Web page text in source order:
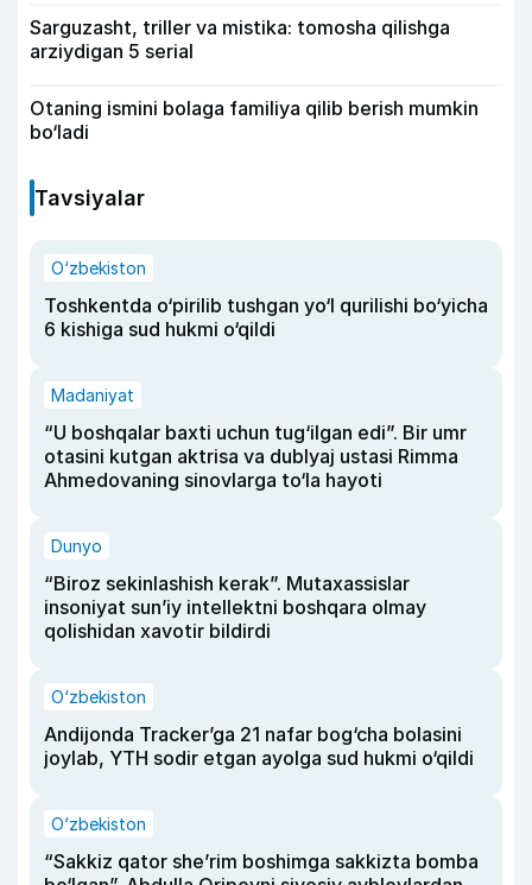
Sarguzasht, triller va mistika: tomosha qilishga
arziydigan 5 serial
Otaning ismini bolaga familiya qilib berish mumkin
bo‘ladi
Tavsiyalar
O‘zbekiston
Toshkentda o‘pirilib tushgan yo‘l qurilishi bo‘yicha
6 kishiga sud hukmi o‘qildi
Madaniyat
“U boshqalar baxti uchun tug‘ilgan edi”. Bir umr
otasini kutgan aktrisa va dublyaj ustasi Rimma
Ahmedovaning sinovlarga to‘la hayoti
Dunyo
“Biroz sekinlashish kerak”. Mutaxassislar
insoniyat sun’iy intellektni boshqara olmay
qolishidan xavotir bildirdi
O‘zbekiston
Andijonda Tracker’ga 21 nafar bog‘cha bolasini
joylab, YTH sodir etgan ayolga sud hukmi o‘qildi
O‘zbekiston
“Sakkiz qator she’rim boshimga sakkizta bomba